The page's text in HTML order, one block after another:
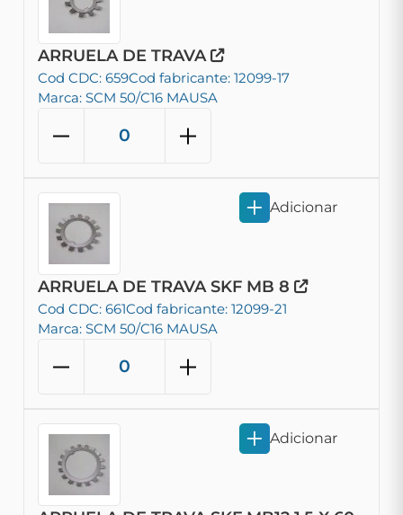
ARRUELA DE TRAVA
Cod CDC: 659Cod fabricante: 12099-17
Marca: SCM 50/C16 MAUSA
ARRUELA DE TRAVA SKF MB 8
Cod CDC: 661Cod fabricante: 12099-21
Marca: SCM 50/C16 MAUSA
Adicionar
Adicionar